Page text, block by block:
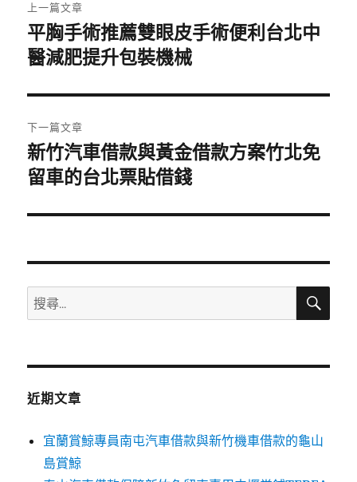
章
導
覽
上一篇文章
上
一
文
章:
平胸手術推薦雙眼皮手術便利台北中
醫減肥提升包裝機械
下一篇文章
下
一
文
新竹汽車借款與黃金借款方案竹北免
留車的台北票貼借錢
搜
尋
鍵
搜
近期文章
宜蘭賞鯨專員南屯汽車借款與新竹機車借款的龜山
島賞鯨